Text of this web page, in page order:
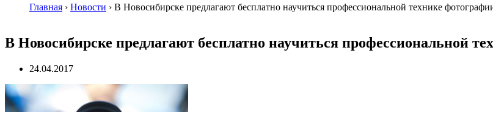
Главная › Новости › В Новосибирске предлагают бесплатно научиться профессиональной технике
В Новосибирске предлагают бесплатно научиться профессиональной
24.04.2017